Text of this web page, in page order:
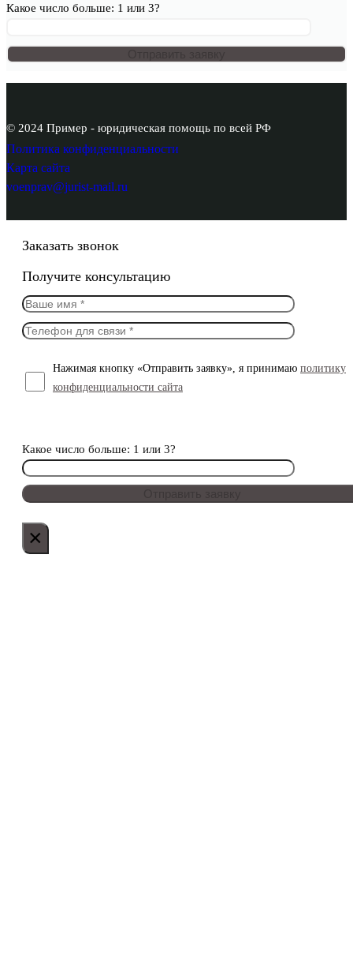
Какое число больше: 1 или 3?
© 2024 Пример - юридическая помощь по всей РФ
Политика конфиденциальности
Карта сайта
voenprav@jurist-mail.ru
Заказать звонок
Получите консультацию
Нажимая кнопку «Отправить заявку», я принимаю политику
конфиденциальности сайта
Какое число больше: 1 или 3?
×